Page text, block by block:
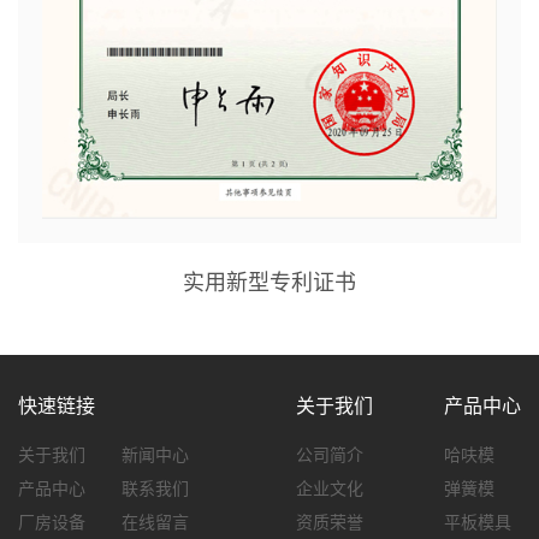
实用新型专利证书
快速链接
关于我们
产品中心
厂房设备
新闻中心
联系我们
在线留言
关于我们
公司简介
企业文化
资质荣誉
产品中心
哈呋模
弹簧模
平板模具